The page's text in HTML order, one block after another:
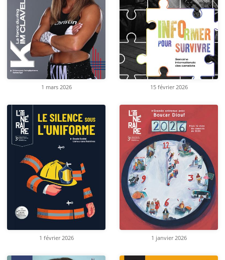
1 mars 2026 15 février 2026
1 février 2026 1 janvier 2026